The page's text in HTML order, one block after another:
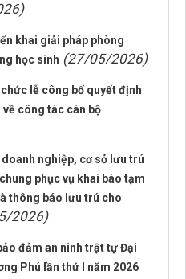
khai giải pháp phòng
học sinh (27/05/2026)
lễ công bố quyết định
công tác cán bộ
nghiệp, cơ sở lưu trú
phục vụ khai báo tạm
thông báo lưu trú cho
2026)
đảm an ninh trật tự Đại
Phú lần thứ I năm 2026